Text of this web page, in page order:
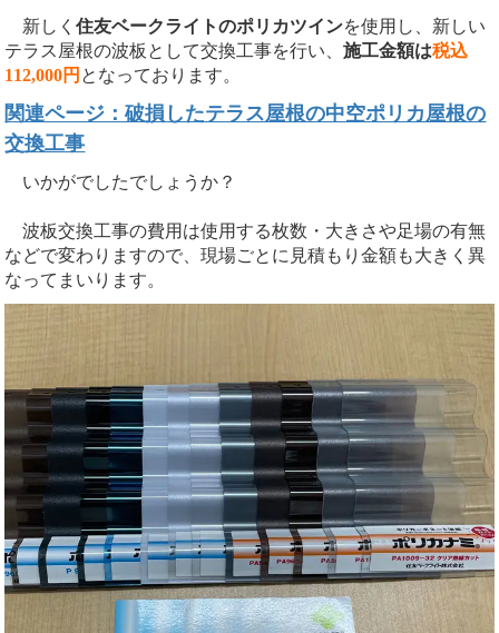
新しく住友ベークライトのポリカツインを使用し、新しい
テラス屋根の波板として交換工事を行い、施工金額は税込
112,000円 となっております。
関連ページ：破損したテラス屋根の中空ポリカ屋根の
交換工事
いかがでしたでしょうか？
波板交換工事の費用は使用する枚数・大きさや足場の有無
などで変わりますので、現場ごとに見積もり金額も大きく異
なってまいります。